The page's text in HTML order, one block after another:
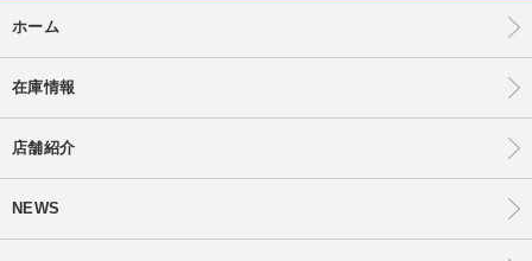
ホーム
在庫情報
店舗紹介
NEWS